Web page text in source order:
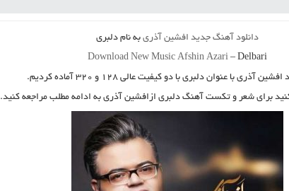
دانلود آهنگ جدید افشین آذری به نامدلبری
Download New Music Afshin Azari– Delbari
افشین آذری با عنواندلبری با دو کیفیت عالی ۱۲۸ و ۳۲۰ آماده کردیم.
کنید برای شعر و تکست آهنگ دلبری ازافشین آذری به ادامه مطلب مراجعه کنید.